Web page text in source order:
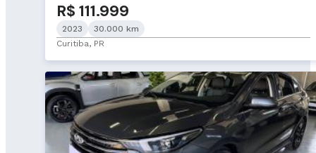
R$ 111.999
2023
30.000 km
Curitiba, PR